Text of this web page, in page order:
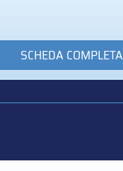
SCHEDA COMPLETA